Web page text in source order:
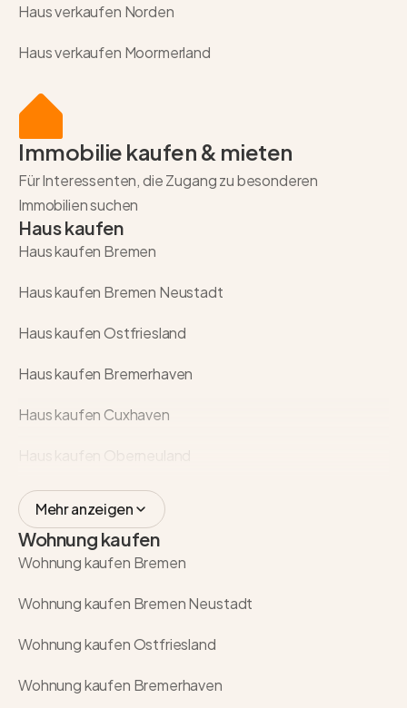
Haus verkaufen Norden
Haus verkaufen Moormerland
Immobilie kaufen & mieten
Für Interessenten, die Zugang zu besonderen
Immobilien suchen
Haus kaufen
Haus kaufen Bremen
Haus kaufen Bremen Neustadt
Haus kaufen Ostfriesland
Haus kaufen Bremerhaven
Haus kaufen Cuxhaven
Mehr anzeigen
Wohnung kaufen
Wohnung kaufen Bremen
Wohnung kaufen Bremen Neustadt
Wohnung kaufen Ostfriesland
Wohnung kaufen Bremerhaven